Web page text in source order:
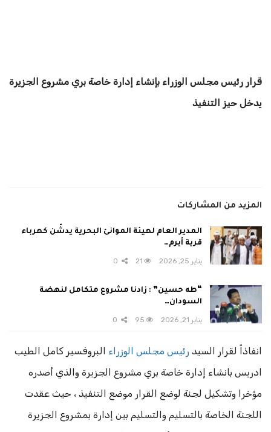
قرار رئيس مجلس الوزراء بإنشاء إدارة خاصة بري مشروع الجزيرة
يدخل حيز التنفيذ
المزيد من المشاركات
المدير العام لهيئة الموانئ البحرية يدشّن كهرباء
قرية أيرم…
يناير 25, 2026 21
“طه حسين” : زادنا مشروع متكامل لنهضة
السودان…
يناير 21, 2026 95
انفاذاً لقرار السيد رئيس مجلس الوزراء البروفسير كامل الطيب
ادريس بانشاء إدارة خاصة بري مشروع الجزيرة والذي أصدره
مؤخرا وتشكيل لجنة لوضع القرار موضع التنفيذ ، حيث عقدت
اللجنة الخاصة بالتسليم والتسليم بين إدارة بمشروع الجزيرة